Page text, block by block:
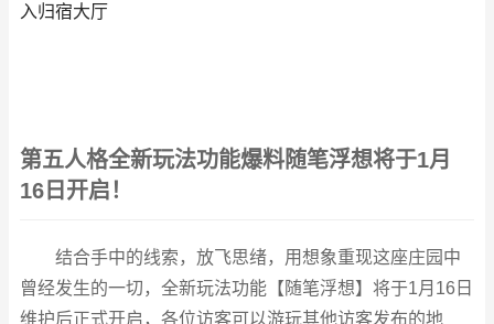
入归宿大厅
第五人格全新玩法功能爆料随笔浮想将于1月
16日开启！
结合手中的线索，放飞思绪，用想象重现这座庄园中
曾经发生的一切，全新玩法功能【随笔浮想】将于1月16日
维护后正式开启，各位访客可以游玩其他访客发布的地